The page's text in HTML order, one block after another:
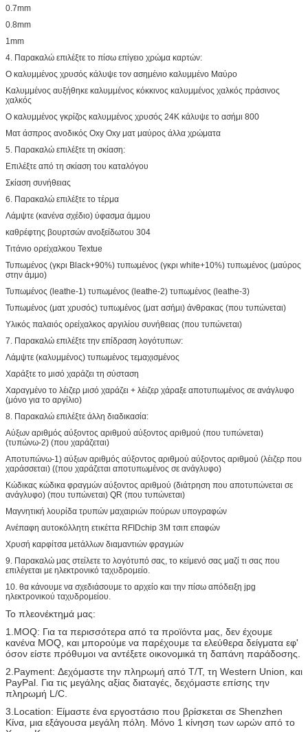
0.7mm
0.8mm
1mm
4. Παρακαλώ επιλέξτε το πίσω επίγειο χρώμα καρτών:
Ο καλυμμένος χρυσός κάλυψε τον ασημένιο καλυμμένο Μαύρο
Καλυμμένος αυξήθηκε καλυμμένος κόκκινος καλυμμένος χαλκός πράσινος
χαλκός
Ο καλυμμένος γκρίζος καλυμμένος χρυσός 24K κάλυψε το ασήμι 800
Ματ άσπρος ανοδικός Oxy Oxy ματ μαύρος άλλα χρώματα
5. Παρακαλώ επιλέξτε τη σκίαση:
Επιλέξτε από τη σκίαση του καταλόγου
Σκίαση συνήθειας
6. Παρακαλώ επιλέξτε το τέρμα
Λάμψτε (κανένα σχέδιο) ύφασμα άμμου
καθρέφτης βουρτσών ανοξείδωτου 304
Τιτάνιο ορείχαλκου Textue
Τυπωμένος (γκρι Black+90%) τυπωμένος (γκρι white+10%) τυπωμένος (μαύρος
στην άμμο)
Τυπωμένος (leathe-1) τυπωμένος (leathe-2) τυπωμένος (leathe-3)
Τυπωμένος (ματ χρυσός) τυπωμένος (ματ ασήμι) άνθρακας (που τυπώνεται)
Υλικός παλαιός ορείχαλκος αργιλίου συνήθειας (που τυπώνεται)
7. Παρακαλώ επιλέξτε την επίδραση λογότυπων:
Λάμψτε (καλυμμένος) τυπωμένος τεμαχισμένος
Χαράξτε το μισό χαράζει τη σύσταση
Χαραγμένο το λέιζερ μισό χαράζει + λέιζερ χάραξε αποτυπωμένος σε ανάγλυφο
(μόνο για το αργίλιο)
8. Παρακαλώ επιλέξτε άλλη διαδικασία:
Αύξων αριθμός αύξοντος αριθμού αύξοντος αριθμού (που τυπώνεται)
(τυπώνω-2) (που χαράζεται)
Αποτυπώνω-1) αύξων αριθμός αύξοντος αριθμού αύξοντος αριθμού (λέιζερ που
χαράσσεται) ((που χαράζεται αποτυπωμένος σε ανάγλυφο)
Κώδικας κώδικα φραγμών αύξοντος αριθμού (διάτρηση που αποτυπώνεται σε
ανάγλυφο) (που τυπώνεται) QR (που τυπώνεται)
Μαγνητική λουρίδα τρυπών μαχαιριών πούρων υπογραφών
Ανέπαφη αυτοκόλλητη ετικέττα RFIDchip 3M τσιπ επαφών
Χρυσή καρφίτσα μετάλλων διαμαντιών φραγμών
9. Παρακαλώ μας στείλετε το λογότυπό σας, το κείμενό σας μαζί τι σας που
επιλέγεται με ηλεκτρονικό ταχυδρομείο.
10. θα κάνουμε να σχεδιάσουμε το αρχείο και την πίσω απόδειξη jpg
ηλεκτρονικού ταχυδρομείου.
Το πλεονέκτημά μας:
1.MOQ: Για τα περισσότερα από τα προϊόντα μας, δεν έχουμε
κανένα MOQ, και μπορούμε να παρέχουμε τα ελεύθερα δείγματα εφ'
όσον είστε πρόθυμοι να αντέξετε οικονομικά τη δαπάνη παράδοσης.
2.Payment: Δεχόμαστε την πληρωμή από T/T, τη Western Union, και
PayPal. Για τις μεγάλης αξίας διαταγές, δεχόμαστε επίσης την
πληρωμή L/C.
3.Location: Είμαστε ένα εργοστάσιο που βρίσκεται σε Shenzhen
Κίνα, μια εξάγουσα μεγάλη πόλη. Μόνο 1 κίνηση των ωρών από το